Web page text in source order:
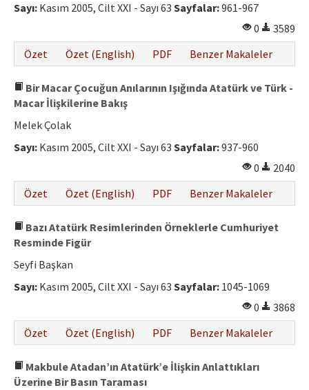
Sayı: Kasım 2005, Cilt XXI - Sayı 63 Sayfalar:961-967
0
3589
Özet
Özet (English) PDF Benzer Makaleler
Bir Macar Çocuğun Anılarının Işığında Atatürk ve Türk -
Macar İlişkilerine Bakış
Melek Çolak
Sayı: Kasım 2005, Cilt XXI - Sayı 63 Sayfalar:937-960
0
2040
Özet
Özet (English) PDF Benzer Makaleler
Bazı Atatürk Resimlerinden Örneklerle Cumhuriyet
Resminde Figür
Seyfi Başkan
Sayı: Kasım 2005, Cilt XXI - Sayı 63 Sayfalar: 1045-1069
0
3868
Özet
Özet (English) PDF Benzer Makaleler
Makbule Atadan’ın Atatürk’e İlişkin Anlattıkları
Üzerine Bir Basın Taraması